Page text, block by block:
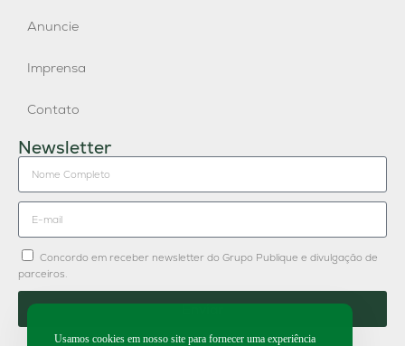
Anuncie
Imprensa
Contato
Newsletter
Concordo em receber newsletter do Grupo Publique e divulgação de
parceiros.
Enviar
Usamos cookies em nosso site para fornecer uma experiência